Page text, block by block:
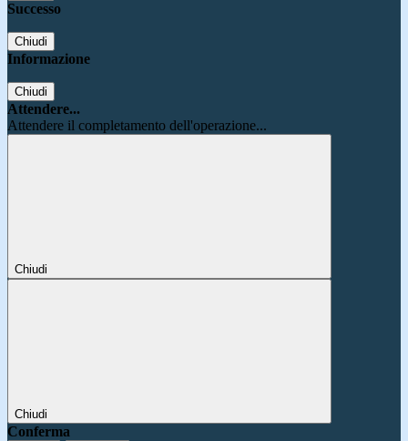
Successo
Chiudi
Informazione
Chiudi
Attendere...
Attendere il completamento dell'operazione...
Chiudi
Chiudi
Conferma